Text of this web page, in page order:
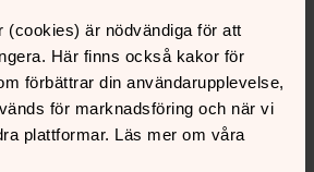
(cookies) är nödvändiga för att
Här finns också kakor för
förbättrar din användarupplevelse,
för marknadsföring och när vi
plattformar. Läs mer om våra
Svenska Mässan.
med Svenska kyrkan Se